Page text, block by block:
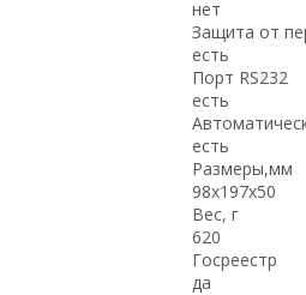
нет
Защита от
есть
Порт RS232
есть
есть
Размеры,мм
98x197x50
Вес, г
620
Госреестр
да